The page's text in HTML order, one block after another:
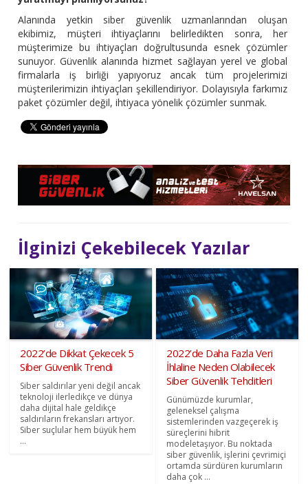
Alanında yetkin siber güvenlik uzmanlarından oluşan
ekibimiz, müşteri ihtiyaçlarını belirledikten sonra, her
müşterimize bu ihtiyaçları doğrultusunda esnek çözümler
sunuyor. Güvenlik alanında hizmet sağlayan yerel ve global
firmalarla iş birliği yapıyoruz ancak tüm projelerimizi
müşterilerimizin ihtiyaçları şekillendiriyor. Dolayısıyla farkımız
paket çözümler değil, ihtiyaca yönelik çözümler sunmak.
İlginizi Çekebilecek Yazılar
2022’de Dikkat Çekecek 5
Siber Güvenlik Trendi
Siber saldırılar yeni değil ancak
teknoloji ilerledikçe ve dünya
daha dijital hale geldikçe
saldırıların frekansları artıyor.
Siber suçlular hem büyük hem
...
2022’de Daha Fazla Veri
İhlaline Neden Olabilecek
Siber Güvenlik Tehditleri
Günümüzde kurumlar,
geleneksel çalışma
sistemlerinden vazgeçerek iş
süreçlerini hibrit
modeletaşıyor. Bu noktada
siber güvenlik, işlerini çevrimiçi
ortamda sürdüren kurumların
daha çok ...